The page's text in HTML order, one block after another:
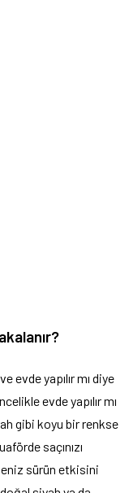
ve evde yapılır mı diye
evde yapılır mı
gibi koyu bir renkse
saçınızı
sürün etkisini